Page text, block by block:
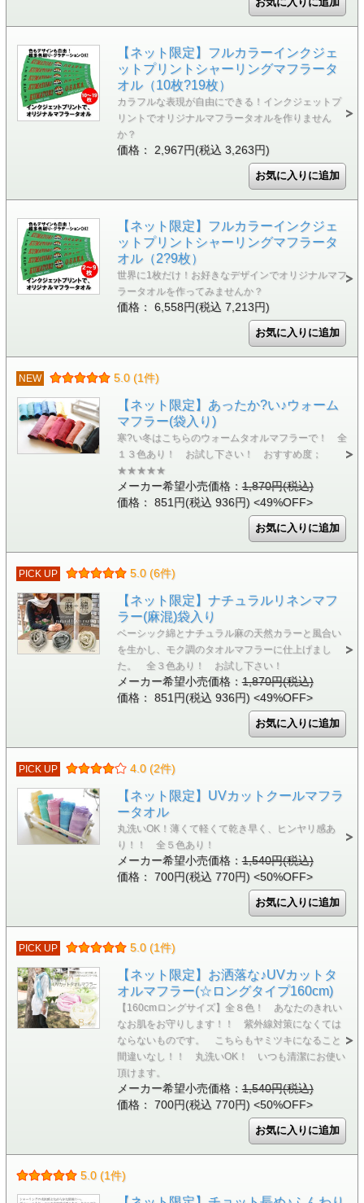
【ネット限定】フルカラーインクジェ
ットプリントシャーリングマフラータ
オル（10枚?19枚）
カラフルな表現が自由にできる！インクジェットプ
リントでオリジナルマフラータオルを作りません
か？
価格： 2,967円(税込 3,263円)
【ネット限定】フルカラーインクジェ
ットプリントシャーリングマフラータ
オル（2?9枚）
世界に1枚だけ！お好きなデザインでオリジナルマフ
ラータオルを作ってみませんか？
価格： 6,558円(税込 7,213円)
NEW 5.0 (1件)
【ネット限定】あったか?い♪ウォーム
マフラー(袋入り)
寒?い冬はこちらのウォームタオルマフラーで！ 全
１３色あり！ お試し下さい！ おすすめ度；
★★★★★
メーカー希望小売価格：1,870円(税込)
価格： 851円(税込 936円) <49%OFF>
PICK UP 5.0 (6件)
【ネット限定】ナチュラルリネンマフ
ラー(麻混)袋入り
ベーシック綿とナチュラル麻の天然カラーと風合い
を生かし、モク調のタオルマフラーに仕上げまし
た。 全３色あり！ お試し下さい！
メーカー希望小売価格：1,870円(税込)
価格： 851円(税込 936円) <49%OFF>
PICK UP 4.0 (2件)
【ネット限定】UVカットクールマフラ
ータオル
丸洗いOK！薄くて軽くて乾き早く、ヒンヤリ感あ
り！！ 全５色あり！
メーカー希望小売価格：1,540円(税込)
価格： 700円(税込 770円) <50%OFF>
PICK UP 5.0 (1件)
【ネット限定】お洒落な♪UVカットタ
オルマフラー(☆ロングタイプ160cm)
【160cmロングサイズ】全８色！ あなたのきれい
なお肌をお守りします！！ 紫外線対策になくては
ならないものです。 こちらもヤミツキになること
間違いなし！！ 丸洗いOK！ いつも清潔にお使い
頂けます。
メーカー希望小売価格：1,540円(税込)
価格： 700円(税込 770円) <50%OFF>
5.0 (1件)